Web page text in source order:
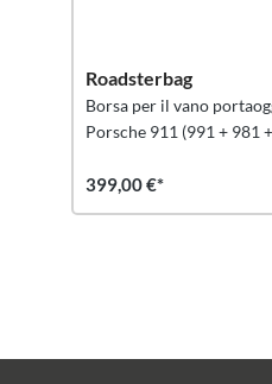
Roadsterbag
Borsa per il vano
Porsche 911 (991 + 981
399,00 €*